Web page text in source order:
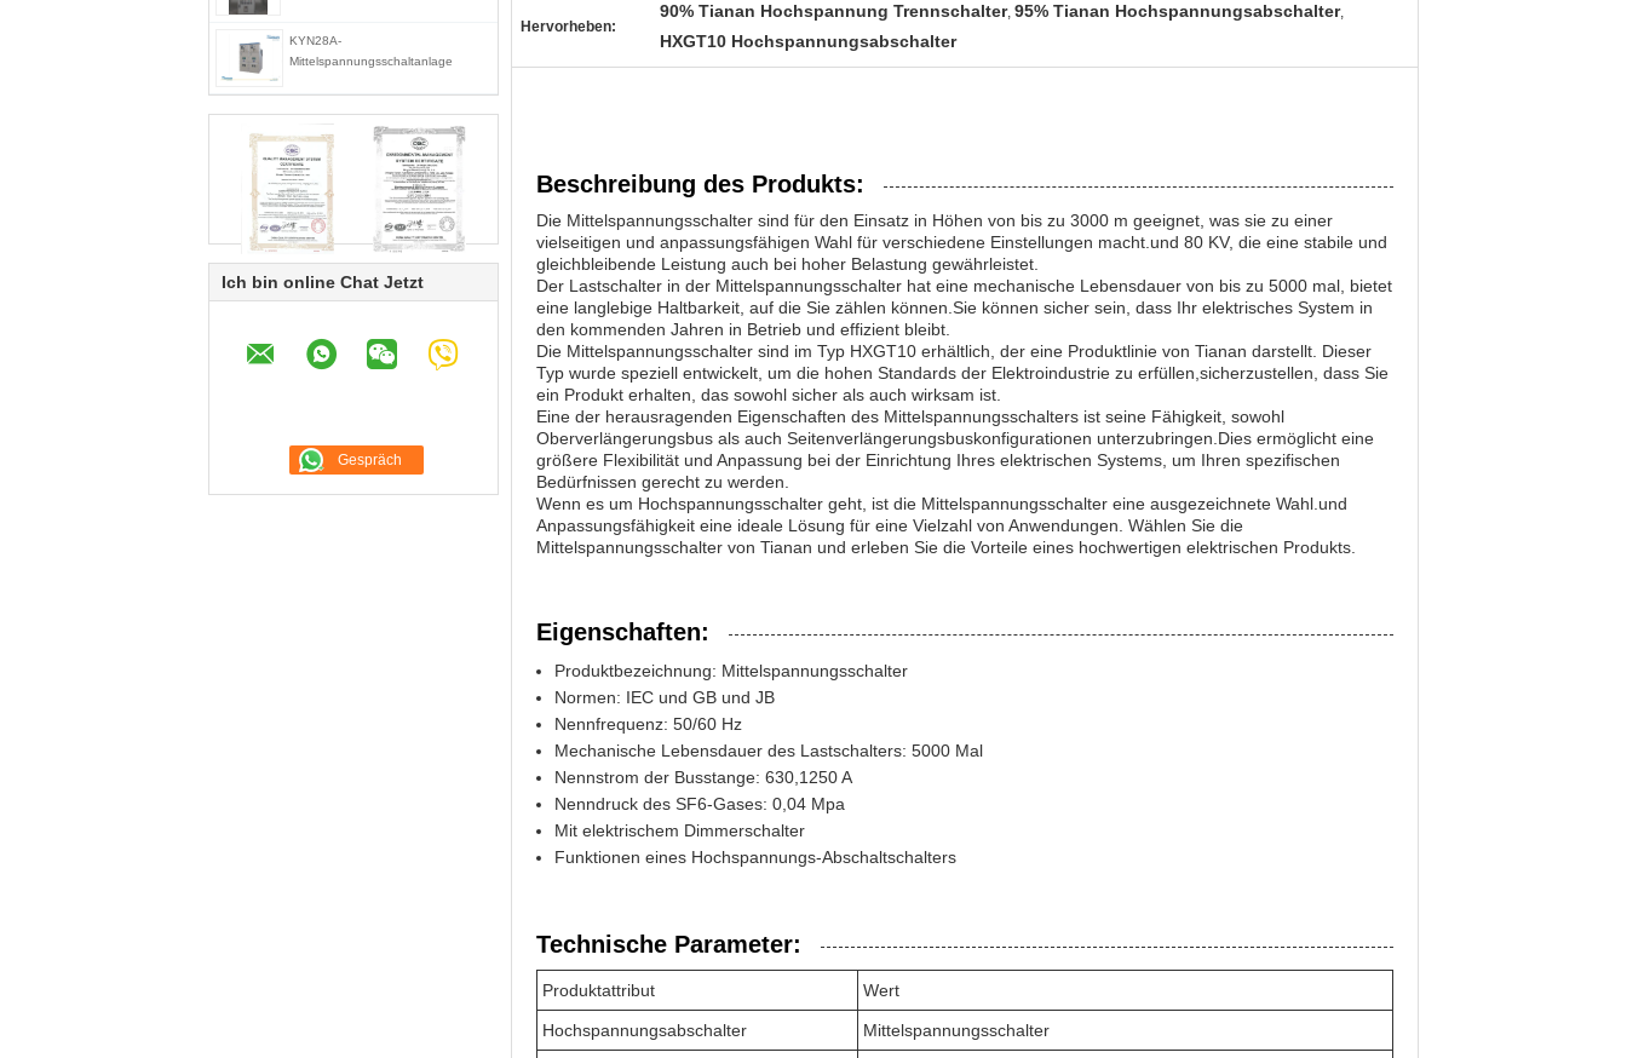
KYN28A-
Mittelspannungsschaltanlage
Ich bin online Chat Jetzt
Hervorheben:
90% Tianan Hochspannung Trennschalter, 95% Tianan Hochspannungsabschalter,
HXGT10 Hochspannungsabschalter
Beschreibung des Produkts:
Die Mittelspannungsschalter sind für den Einsatz in Höhen von bis zu 3000 m geeignet, was sie zu einer
vielseitigen und anpassungsfähigen Wahl für verschiedene Einstellungen macht.und 80 KV, die eine stabile und
gleichbleibende Leistung auch bei hoher Belastung gewährleistet.
Der Lastschalter in der Mittelspannungsschalter hat eine mechanische Lebensdauer von bis zu 5000 mal, bietet
eine langlebige Haltbarkeit, auf die Sie zählen können.Sie können sicher sein, dass Ihr elektrisches System in
den kommenden Jahren in Betrieb und effizient bleibt.
Die Mittelspannungsschalter sind im Typ HXGT10 erhältlich, der eine Produktlinie von Tianan darstellt. Dieser
Typ wurde speziell entwickelt, um die hohen Standards der Elektroindustrie zu erfüllen,sicherzustellen, dass Sie
ein Produkt erhalten, das sowohl sicher als auch wirksam ist.
Eine der herausragenden Eigenschaften des Mittelspannungsschalters ist seine Fähigkeit, sowohl
Oberverlängerungsbus als auch Seitenverlängerungsbuskonfigurationen unterzubringen.Dies ermöglicht eine
größere Flexibilität und Anpassung bei der Einrichtung Ihres elektrischen Systems, um Ihren spezifischen
Bedürfnissen gerecht zu werden.
Wenn es um Hochspannungsschalter geht, ist die Mittelspannungsschalter eine ausgezeichnete Wahl.und
Anpassungsfähigkeit eine ideale Lösung für eine Vielzahl von Anwendungen. Wählen Sie die
Mittelspannungsschalter von Tianan und erleben Sie die Vorteile eines hochwertigen elektrischen Produkts.
Eigenschaften:
Produktbezeichnung: Mittelspannungsschalter
Normen: IEC und GB und JB
Nennfrequenz: 50/60 Hz
Mechanische Lebensdauer des Lastschalters: 5000 Mal
Nennstrom der Busstange: 630,1250 A
Nenndruck des SF6-Gases: 0,04 Mpa
Mit elektrischem Dimmerschalter
Funktionen eines Hochspannungs-Abschaltschalters
Technische Parameter:
Produktattribut Wert
Hochspannungsabschalter Mittelspannungsschalter